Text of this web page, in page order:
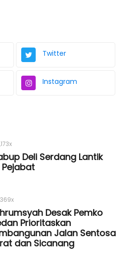
Twitter
Instagram
Deli Serdang Lantik
Desak Pemko
Prioritaskan
Jalan Sentosa
dan Sicanang